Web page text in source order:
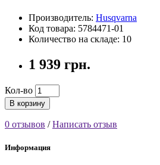
Производитель: Husqvarna
Код товара: 5784471-01
Количество на складе: 10
1 939 грн.
Кол-во
В корзину
0 отзывов /Написать отзыв
Информация